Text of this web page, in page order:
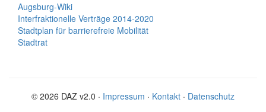
Augsburg-Wiki
Interfraktionelle Verträge 2014-2020
Stadtplan für barrierefreie Mobilität
Stadtrat
© 2026 DAZ v2.0 · Impressum · Kontakt · Datenschutz